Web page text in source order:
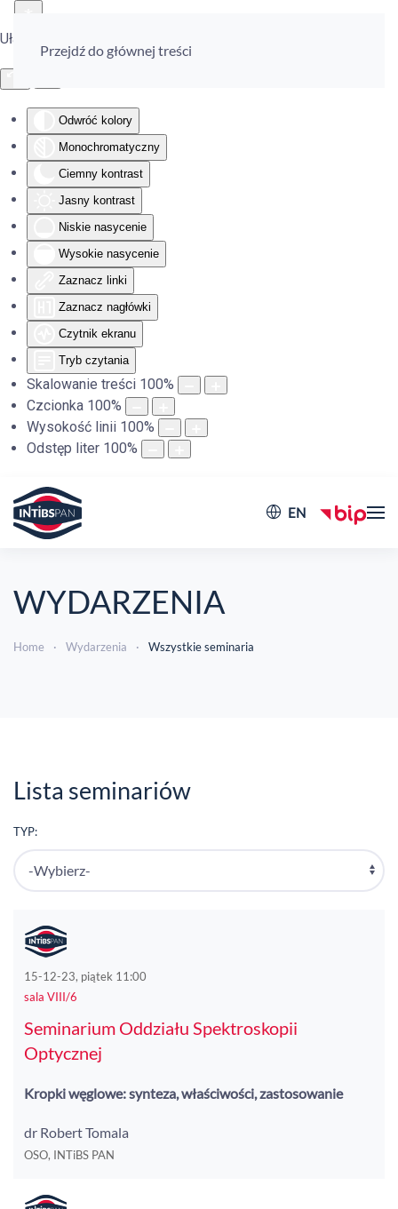
Ułatwienia dostępu
Odwróć kolory
Monochromatyczny
Ciemny kontrast
Jasny kontrast
Niskie nasycenie
Wysokie nasycenie
Zaznacz linki
Zaznacz nagłówki
Czytnik ekranu
Tryb czytania
Skalowanie treści 100%
Czcionka 100%
Wysokość linii 100%
Odstęp liter 100%
Przejdź do głównej treści
EN
WYDARZENIA
Home Wydarzenia Wszystkie seminaria
Lista seminariów
TYP:
15-12-23, piątek 11:00
sala VIII/6
Seminarium Oddziału Spektroskopii
Optycznej
Kropki węglowe: synteza, właściwości, zastosowanie
dr Robert Tomala
OSO, INTiBS PAN